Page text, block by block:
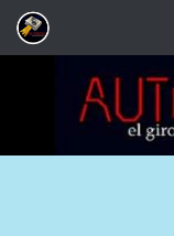
Saltar al contenido